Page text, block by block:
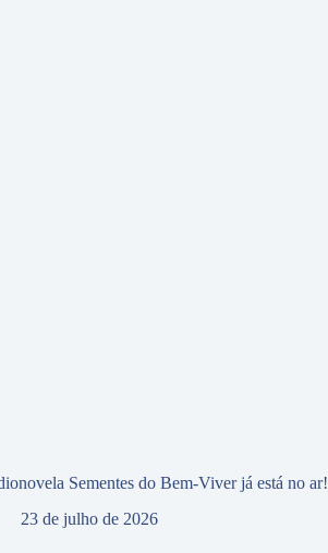
Sementes do Bem-Viver já está no ar!
23 de julho de 2026